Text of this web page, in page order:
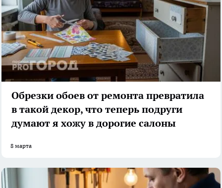
Обрезки обоев от ремонта превратила
в такой декор, что теперь подруги
думают я хожу в дорогие салоны
8 марта